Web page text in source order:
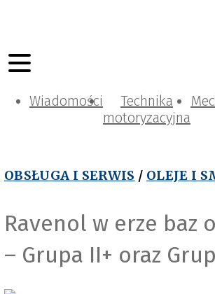
Wiadomości
Technika
motoryzacyjna
OBSŁUGA I SERWIS / OLEJE I
Ravenol w erze baz
– Grupa II+ oraz